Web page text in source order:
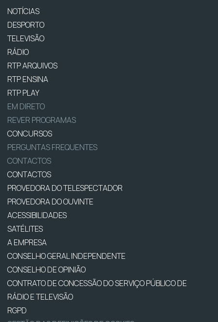
NOTÍCIAS
DESPORTO
TELEVISÃO
RÁDIO
RTP ARQUIVOS
RTP ENSINA
RTP PLAY
EM DIRETO
REVER PROGRAMAS
CONCURSOS
PERGUNTAS FREQUENTES
CONTACTOS
CONTACTOS
PROVEDORA DO TELESPECTADOR
PROVEDORA DO OUVINTE
ACESSIBILIDADES
SATÉLITES
A EMPRESA
CONSELHO GERAL INDEPENDENTE
CONSELHO DE OPINIÃO
CONTRATO DE CONCESSÃO DO SERVIÇO PÚBLICO DE
RÁDIO E TELEVISÃO
RGPD